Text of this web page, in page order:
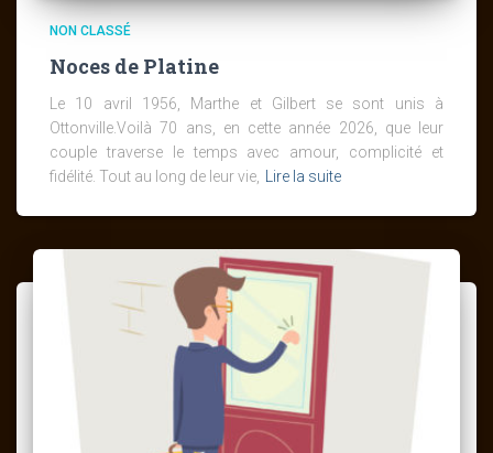
NON CLASSÉ
Noces de Platine
Le 10 avril 1956, Marthe et Gilbert se sont unis à
Ottonville.Voilà 70 ans, en cette année 2026, que leur
couple traverse le temps avec amour, complicité et
fidélité. Tout au long de leur vie,
Lire la suite